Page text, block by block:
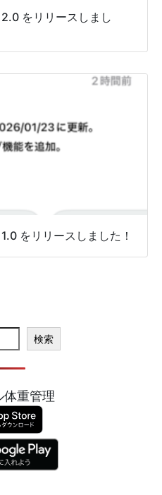
をリリースしまし
をリリースしました！
検索
体重管理